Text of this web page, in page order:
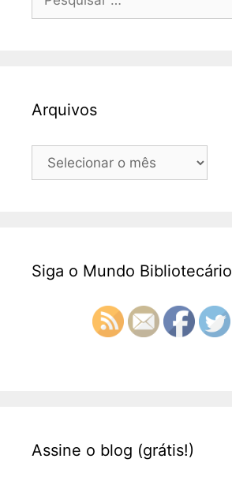
por:
Arquivos
Arquivos
Siga o Mundo Bibliotecário
Assine o blog (grátis!)